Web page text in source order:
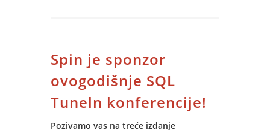
projekta, tj. troškova i realizacije.
Važan dio Project Tracera je
Portalkoji predstavlja centralno
mjesto za nadzor statusa svih projekata.
Spin je sponzor
ovogodišnje SQL
Tuneln konferencije!
Pozivamo vas na treće izdanje